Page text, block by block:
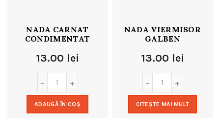
NADA CARNAT
CONDIMENTAT
13.00 lei
ADAUGĂ ÎN COȘ
NADA VIERMISOR
GALBEN
13.00 lei
CITEȘTE MAI MULT